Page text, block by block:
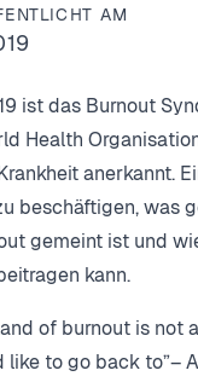
AM
ist das Burnout
Health
anerkannt.
beschäftigen, was
gemeint ist und
kann.
of burnout is not
like to go back to”–